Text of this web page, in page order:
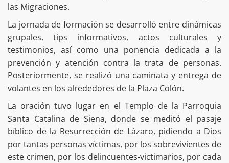
las Migraciones.
La jornada de formación se desarrolló entre dinámicas
grupales, tips informativos, actos culturales y
testimonios, así como una ponencia dedicada a la
prevención y atención contra la trata de personas.
Posteriormente, se realizó una caminata y entrega de
volantes en los alrededores de la Plaza Colón.
La oración tuvo lugar en el Templo de la Parroquia
Santa Catalina de Siena, donde se meditó el pasaje
bíblico de la Resurrección de Lázaro, pidiendo a Dios
por tantas personas víctimas, por los sobrevivientes de
este crimen, por los delincuentes-victimarios, por cada